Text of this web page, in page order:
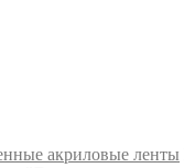
акриловые ленты